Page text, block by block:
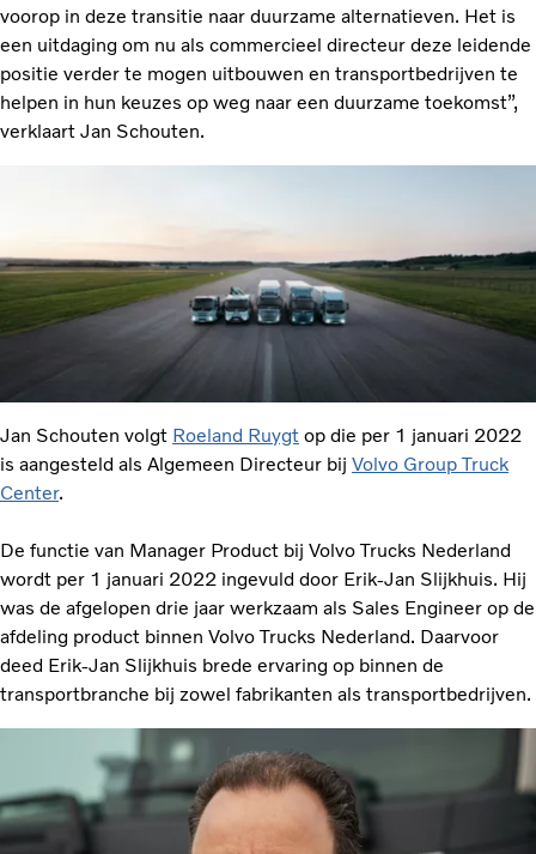
voorop in deze transitie naar duurzame alternatieven. Het is
een uitdaging om nu als commercieel directeur deze leidende
positie verder te mogen uitbouwen en transportbedrijven te
helpen in hun keuzes op weg naar een duurzame toekomst”,
verklaart Jan Schouten.
Jan Schouten volgt Roeland Ruygt op die per 1 januari 2022
is aangesteld als Algemeen Directeur bij Volvo Group Truck
Center.
De functie van Manager Product bij Volvo Trucks Nederland
wordt per 1 januari 2022 ingevuld door Erik-Jan Slijkhuis. Hij
was de afgelopen drie jaar werkzaam als Sales Engineer op de
afdeling product binnen Volvo Trucks Nederland. Daarvoor
deed Erik-Jan Slijkhuis brede ervaring op binnen de
transportbranche bij zowel fabrikanten als transportbedrijven.